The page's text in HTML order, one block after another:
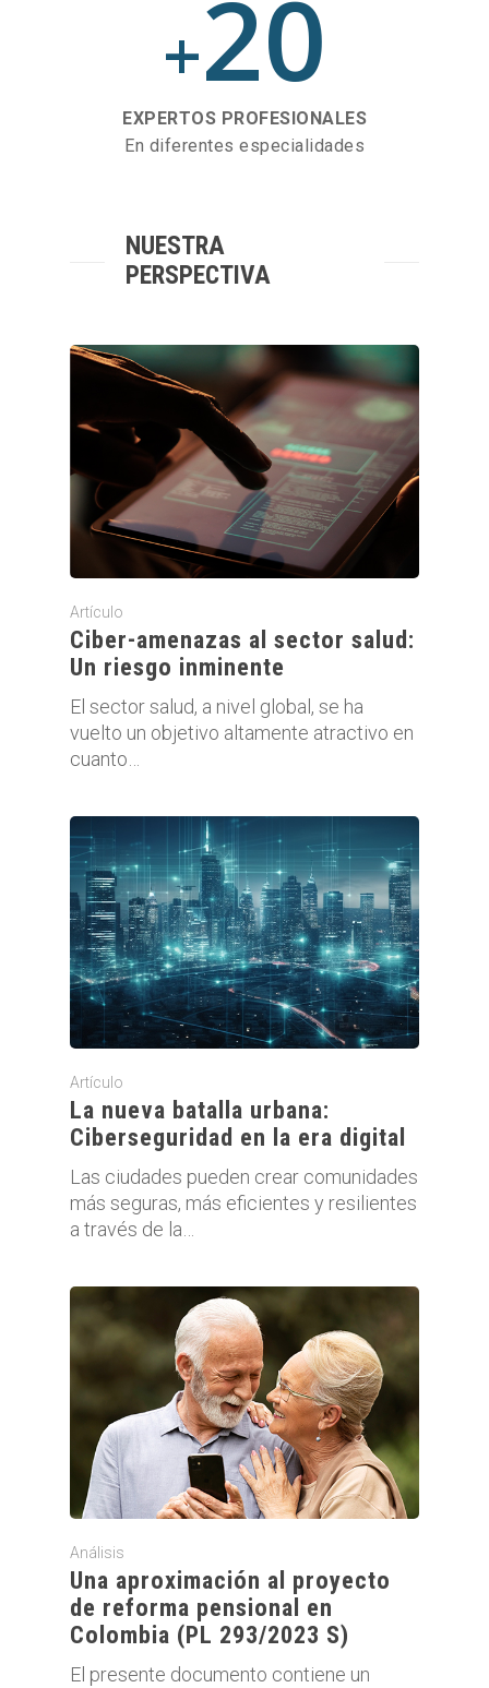
+20
EXPERTOS PROFESIONALES
En diferentes especialidades
NUESTRA
PERSPECTIVA
Artículo
Ciber-amenazas al sector salud:
Un riesgo inminente
El sector salud, a nivel global, se ha
vuelto un objetivo altamente atractivo en
cuanto…
Artículo
La nueva batalla urbana:
Ciberseguridad en la era digital
Las ciudades pueden crear comunidades
más seguras, más eficientes y resilientes
a través de la…
Análisis
Una aproximación al proyecto
de reforma pensional en
Colombia (PL 293/2023 S)
El presente documento contiene un